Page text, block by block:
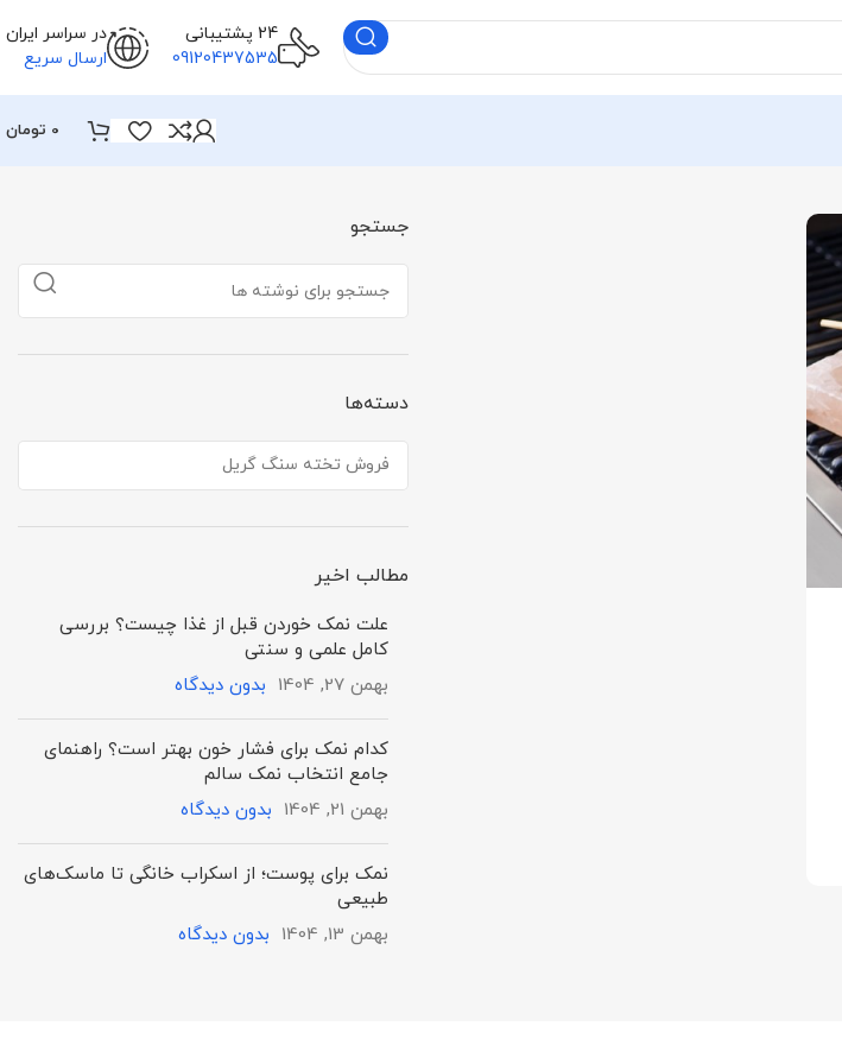
24 پشتیبانی
09120437535
در سراسر ایران
ارسال سریع
0 تومان
جستجو
دسته‌ها
مطالب اخیر
علت نمک خوردن قبل از غذا چیست؟ بررسی
کامل علمی و سنتی
بهمن 27, 1404
بدون دیدگاه
کدام نمک برای فشار خون بهتر است؟ راهنمای
جامع انتخاب نمک سالم
بهمن 21, 1404
بدون دیدگاه
نمک برای پوست؛ از اسکراب خانگی تا ماسک‌های
طبیعی
بهمن 13, 1404
بدون دیدگاه